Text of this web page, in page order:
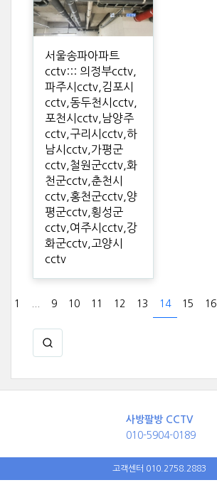
서울송파아파트
cctv::: 의정부cctv,
파주시cctv,김포시
cctv,동두천시cctv,
포천시cctv,남양주
cctv,구리시cctv,하
남시cctv,가평군
cctv,철원군cctv,화
천군cctv,춘천시
cctv,홍천군cctv,양
평군cctv,횡성군
cctv,여주시cctv,강
화군cctv,고양시
cctv
1 9 10 11 12 13 14 15 16
사방팔방 CCTV
010-5904-0189
고객센터 010.2758.2883